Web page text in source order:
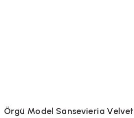
Örgü Model Sansevieria